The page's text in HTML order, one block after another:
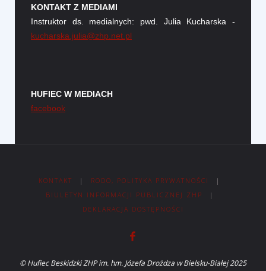
KONTAKT Z MEDIAMI
Instruktor ds. medialnych: pwd. Julia Kucharska -
kucharska.julia@zhp.net.pl
HUFIEC W MEDIACH
facebook
KONTAKT | RODO, POLITYKA PRYWATNOŚCI
|
BIULETYN INFORMACJI PUBLICZNEJ ZHP
|
DEKLARACJA DOSTĘPNOŚCI
© Hufiec Beskidzki ZHP im. hm. Józefa Drożdza w Bielsku-Białej 2025